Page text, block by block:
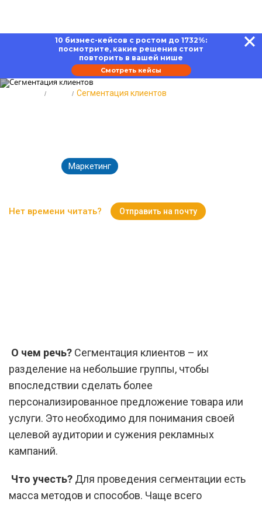
10 бизнес-кейсов с ростом до 1732%:
посмотрите, какие решения стоит
повторить в вашей нише
Смотреть кейсы
Сегментация клиентов
Маркетинг
Нет времени читать? Отправить на почту
О чем речь? Сегментация клиентов – их
разделение на небольшие группы, чтобы
впоследствии сделать более
персонализированное предложение товара или
услуги. Это необходимо для понимания своей
целевой аудитории и сужения рекламных
кампаний.
Что учесть? Для проведения сегментации есть
масса методов и способов. Чаще всего